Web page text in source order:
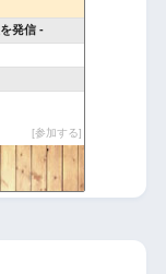
発信 -
換 年中無休
言えない話
参加する